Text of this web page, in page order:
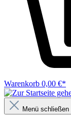
Warenkorb 0,00 €*
Menü schließen